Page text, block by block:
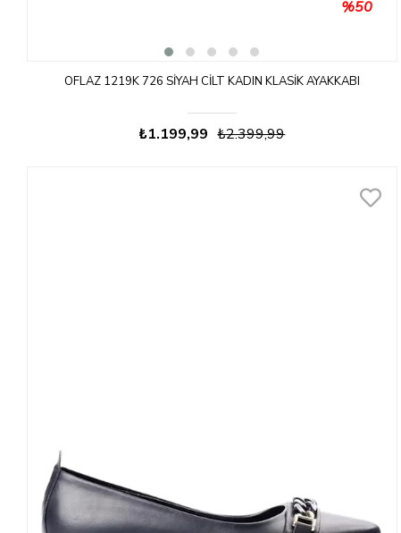
OFLAZ 1219K 726 SIYAH CILT KADIN KLASIK AYAKKABI
₺1.199,99 ₺2.399,99
%50